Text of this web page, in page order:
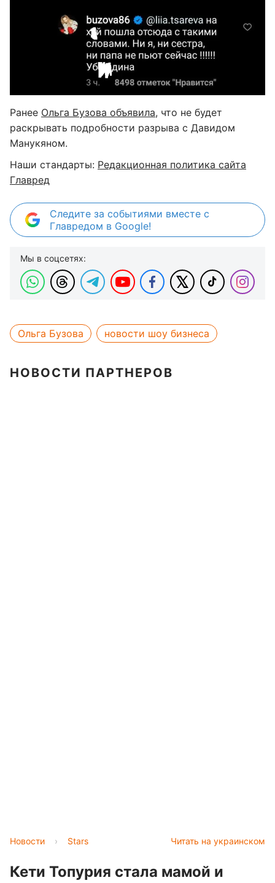
Ранее Ольга Бузова объявила, что не будет
раскрывать подробности разрыва с Давидом
Манукяном.
Наши стандарты: Редакционная политика сайта
Главред
Следите за событиями вместе с
Главредом в Google!
Мы в соцсетях:
Ольга Бузова новости шоу бизнеса
НОВОСТИ ПАРТНЕРОВ
Читать на украинском
Новости › Stars
Кети Топурия стала мамой и